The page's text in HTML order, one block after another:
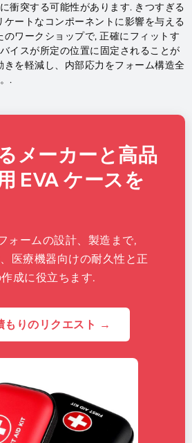
衝突する可能性があります. きつすぎる
ートなコンポーネントに影響を与える
ワークショップで, 正確にフィットす
イスが所定の位置に固定されることが
きを軽減し、内部応力をフォーム構造全
.
メーカーと高品
EVA ケースを
ォームの設計、製造まで,
医療機器向けの耐久性と正
成に役立ちます.
もりの​​リクエスト →